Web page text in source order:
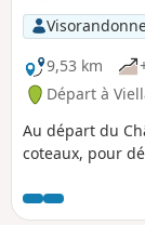
9,53 km
Départ à
Au départ du
coteaux, pour